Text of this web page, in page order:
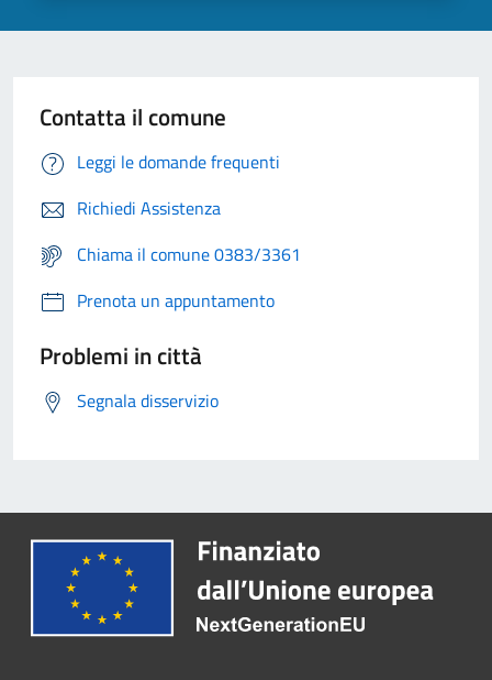
Contatta il comune
Leggi le domande frequenti
Richiedi Assistenza
Chiama il comune 0383/3361
Prenota un appuntamento
Problemi in città
Segnala disservizio